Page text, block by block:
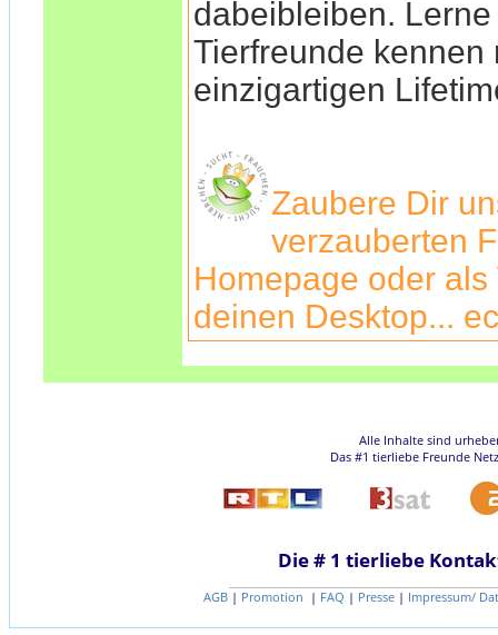
dabeibleiben.
Tierfreunde kennen
einzigartigen
Zaubere Dir
verzauberten
Homepage oder
deinen Desktop...
Alle Inhalte sind
Das #1 tierliebe Freunde
Die # 1 tierliebe
AGB | Promotion | FAQ | Presse | Impressum/